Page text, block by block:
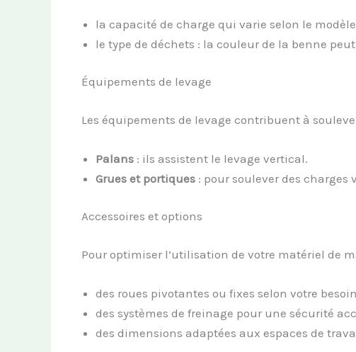
la capacité de charge qui varie selon le
le type de déchets : la couleur de la benne
Équipements de levage
Les équipements de levage contribuent à
Palans : ils assistent le levage vertical.
Grues et portiques : pour soulever des
Accessoires et options
Pour optimiser l’utilisation de votre matériel de
des roues pivotantes ou fixes selon votre
des systèmes de freinage pour une sécurité
des dimensions adaptées aux espaces de